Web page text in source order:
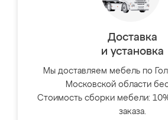
Доставка
и установка
Мы доставляем мебель по
Московской области
Стоимость сборки мебели:
заказа.